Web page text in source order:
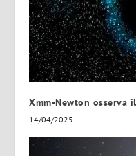
Xmm-Newton osserva
14/04/2025